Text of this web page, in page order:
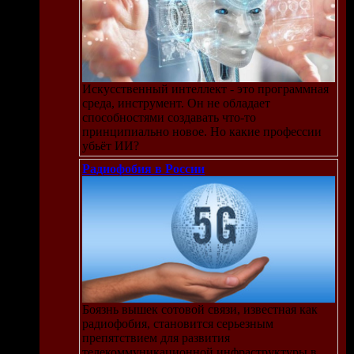
Искусственный интеллект - это программная
среда, инструмент. Он не обладает
способностями создавать что-то
принципиально новое. Но какие профессии
убьёт ИИ?
Радиофобия в России
Боязнь вышек сотовой связи, известная как
радиофобия, становится серьезным
препятствием для развития